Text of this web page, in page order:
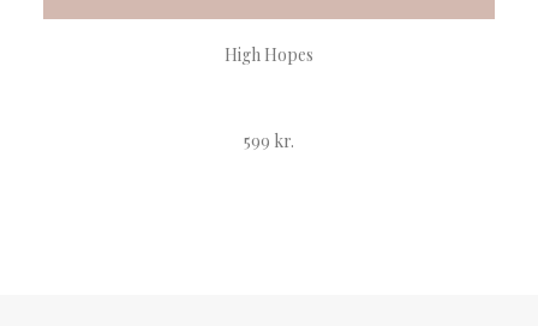
TILFØJ TIL KURV
High Hopes
599 kr.